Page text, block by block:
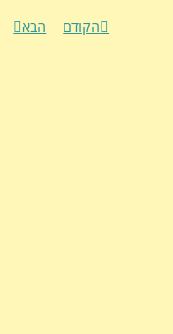
הקודם הבא